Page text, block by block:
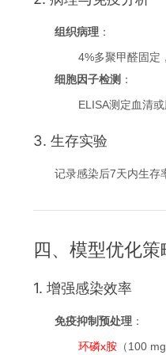
组织病理 ：
4%多聚甲醛固定
细胞因子检测 ：
ELISA测定血清
3. 生存实验
记录感染后7天内生存
四、模型优化策
1. 增强感染效率
免疫抑制预处理 ：
环磷x胺 （100